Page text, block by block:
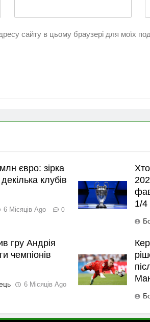
сайту в цьому браузері для моїх
євро: зірка
клубів
6 Місяців Ago 0
1/4
гру Андрія
чемпіонів
6 Місяців Ago